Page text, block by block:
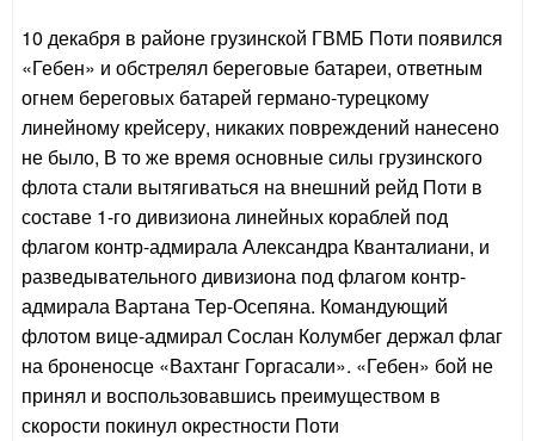
10 декабря в районе грузинской ГВМБ Поти появился
«Гебен» и обстрелял береговые батареи, ответным
огнем береговых батарей германо-турецкому
линейному крейсеру, никаких повреждений нанесено
не было, В то же время основные силы грузинского
флота стали вытягиваться на внешний рейд Поти в
составе 1-го дивизиона линейных кораблей под
флагом контр-адмирала Александра Кванталиани, и
разведывательного дивизиона под флагом контр-
адмирала Вартана Тер-Осепяна. Командующий
флотом вице-адмирал Сослан Колумбег держал флаг
на броненосце «Вахтанг Горгасали». «Гебен» бой не
принял и воспользовавшись преимуществом в
скорости покинул окрестности Поти